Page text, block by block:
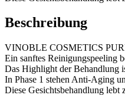
Beschreibung
VINOBLE COSMETICS
Ein sanftes Reinigungspeeling
Das Highlight der Behandlung
In Phase 1 stehen Anti-Aging
Diese Gesichtsbehandlung